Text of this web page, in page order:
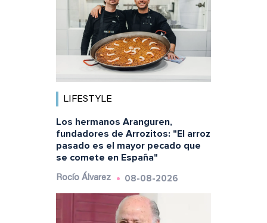
LIFESTYLE
Los hermanos Aranguren,
fundadores de Arrozitos: "El arroz
pasado es el mayor pecado que
se comete en España"
Rocío Álvarez 08-08-2026